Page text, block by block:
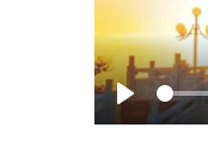
Play